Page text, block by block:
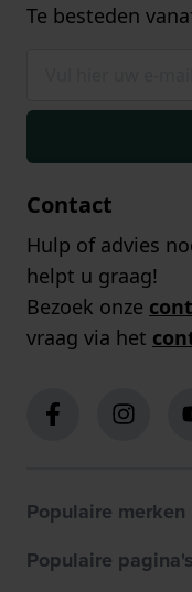
Te besteden
Contact
Hulp of advies
helpt u graag!
Bezoek onze
vraag via het
Populaire merken
Populaire pagina's